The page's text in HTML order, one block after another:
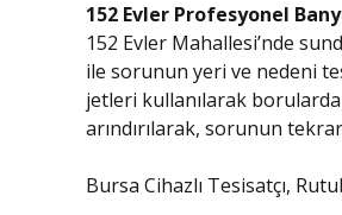
152 Evler Profesyonel
152 Evler Mahallesi’nde
ile sorunun yeri ve nedeni
jetleri kullanılarak borularda
arındırılarak, sorunun
Bursa Cihazlı Tesisatçı,